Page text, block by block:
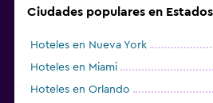
Ciudades populares en
Hoteles en Nueva York
Hoteles en Miami
Hoteles en Orlando